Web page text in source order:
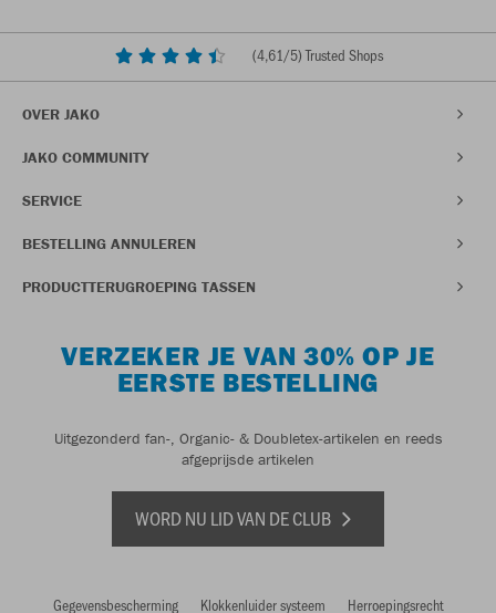
(4,61/5) Trusted Shops
OVER JAKO
JAKO COMMUNITY
SERVICE
BESTELLING ANNULEREN
PRODUCTTERUGROEPING TASSEN
VERZEKER JE VAN 30% OP JE
EERSTE BESTELLING
Uitgezonderd fan-, Organic- & Doubletex-artikelen en reeds
afgeprijsde artikelen
WORD NU LID VAN DE CLUB
Gegevensbescherming Klokkenluider systeem Herroepingsrecht